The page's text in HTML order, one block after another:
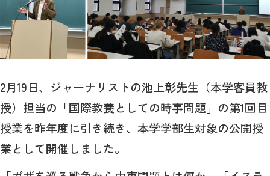
2月19日、ジャーナリストの池上彰先生（本学客員教
授）担当の「国際教養としての時事問題」の第1回目
授業を昨年度に引き続き、本学学部生対象の公開授
業として開催しました。